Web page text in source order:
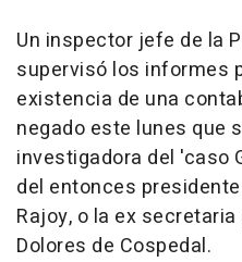
Un inspector jefe de la
supervisó los informes
existencia de una
negado este lunes que
investigadora del 'caso
del entonces
Rajoy, o la ex
Dolores de Cospedal.